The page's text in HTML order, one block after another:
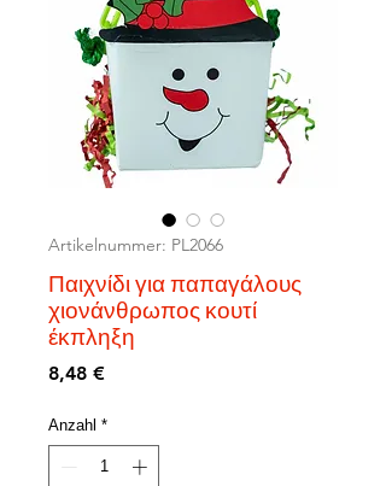
Artikelnummer: PL2066
Παιχνίδι για παπαγάλους
χιονάνθρωπος κουτί
έκπληξη
8,48 €Preis
Anzahl *